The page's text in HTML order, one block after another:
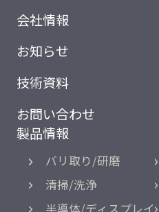
会社情報
お知らせ
技術資料
お問い合わせ
製品情報
バリ取り/研磨
清掃/洗浄
半導体/ディスプレイ